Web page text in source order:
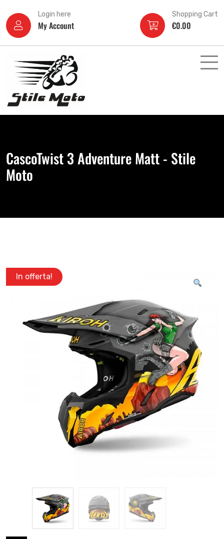
Login here
My Account
Shopping Cart
€0.00
CascoTwist 3 Adventure Matt - Stile
Moto
In offerta!